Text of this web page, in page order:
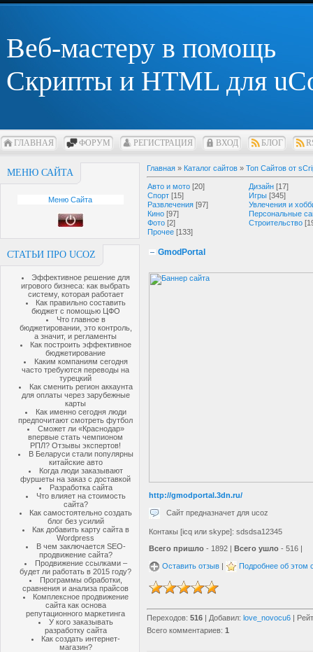
Веб-мастеру в помощь
Скрипты и HTML для
ГЛАВНАЯ ФОРУМ РЕГИСТРАЦИЯ ВХОД БЛОГ
МЕНЮ САЙТА
Меню Сайта
СТАТЬИ ПРО UCOZ
Эффективное решение для
игрового бизнеса: как выбрать
систему, которая работает
Как правильно составить
бюджет с помощью ЦФО
Что главное в
бюджетировании, это контроль,
а значит, и регламенты
Как построить эффективное
бюджетирование
Каким компаниям сегодня
часто требуются переводы на
турецкий
Как сменить регион аккаунта
для оплаты через зарубежные
карты
Как именно сегодня люди
предпочитают смотреть футбол
Сможет ли «Краснодар»
впервые стать чемпионом
РПЛ? Отзывы экспертов!
В Беларуси стали популярны
китайские авто
Когда люди заказывают
фуршеты на заказ с доставкой
Разработка сайта
Что влияет на стоимость
сайта?
Как самостоятельно создать
блог без усилий
Как добавить карту сайта в
Wordpress
В чем заключается SEO-
продвижение сайта?
Продвижение ссылками –
будет ли работать в 2015 году?
Программы обработки,
сравнения и анализа прайсов
Комплексное продвижение
сайта как основа
репутационного маркетинга
У кого заказывать
разработку сайта
Как создать интернет-
магазин?
Главная » Каталог сайтов » Топ Сайтов от
Авто и мото [20] Дизайн [17]
Спорт [15] Игры [345]
Развлечения [97]
Увлечения и
Кино [97]
Персональные
Фото [2] Строительство
Прочее [133]
GmodPortal
http://gmodportal.3dn.ru/
Сайт предназначет для ucoz
Контакы [icq или skype]: sdsdsa12345
Всего пришло - 1892 | Всего ушло - 516 |
Оставить отзыв | Подробнее об этом
Переходов: 516 | Добавил: love_novocu6 |
Всего комментариев: 1